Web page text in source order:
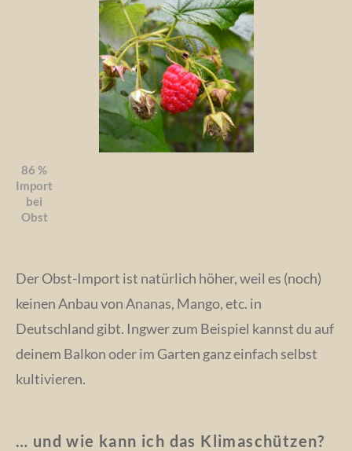
86 %
Import
bei
Obst
Der Obst-Import ist natürlich höher, weil es (noch)
keinen Anbau von Ananas, Mango, etc. in
Deutschland gibt. Ingwer zum Beispiel kannst du auf
deinem Balkon oder im Garten ganz einfach selbst
kultivieren.
… und wie kann ich das Klimaschützen?